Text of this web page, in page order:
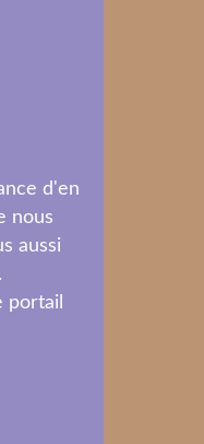
d'en
nous
aussi
portail